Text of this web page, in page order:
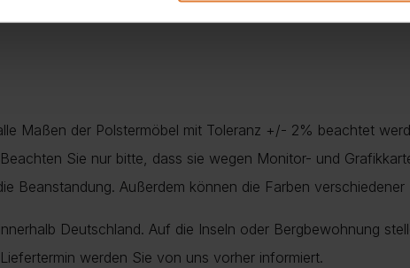
Maßen der Polstermöbel mit Toleranz +/- 2% beachtet
Sie nur bitte, dass sie wegen Monitor- und
Beanstandung. Außerdem können die Farben
Deutschland. Auf die Inseln oder Bergbewohnung
werden Sie von uns vorher informiert.